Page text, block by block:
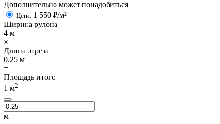
Дополнительно может понадобиться
Цена: 1 550 ₽/м²
Ширина рулона
4 м
×
Длина отреза
0.25 м
=
Площадь итого
1 м2
м